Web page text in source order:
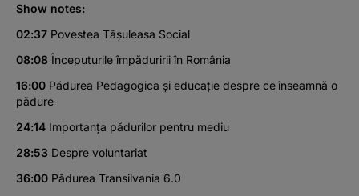
Show notes:
02:37Povestea Tășuleasa Social
08:08Începuturile împăduririi în România
16:00Pădurea Pedagogica și educație despre ce înseamnă o
pădure
24:14Importanța pădurilor pentru mediu
28:53 Despre voluntariat
36:00Pădurea Transilvania 6.0